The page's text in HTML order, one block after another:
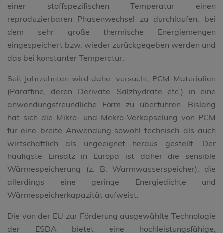
einer stoffspezifischen Temperatur einen
reproduzierbaren Phasenwechsel zu durchlaufen, bei
dem sehr große thermische Energiemengen
eingespeichert bzw. wieder zurückgegeben werden und
das bei konstanter Temperatur.
Seit Jahrzehnten wird daher versucht, PCM-Materialien
(Paraffine, deren Derivate, Salzhydrate etc.) in eine
anwendungsfreundliche Form zu überführen. Bislang
hat sich die Mikro- und Makro-Verkapselung von PCM
für eine breite Anwendung sowohl technisch als auch
wirtschaftlich als ungeeignet heraus gestellt. Der
häufigste Einsatz in Europa ist daher die sensible
Wärmespeicherung (z. B. Warmwasserspeicher), die
allerdings eine geringe Energiedichte und
Wärmespeicherkapazität aufweist.
Die von der EU zur Förderung ausgewählte Technologie
der ESDA bietet eine hochleistungsfähige,